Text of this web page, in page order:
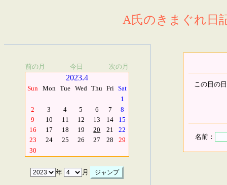
A氏のきまぐれ日
前の月 今日 次の月
2023.4
Sun Mon Tue Wed Thu Fri Sat
1
2
3 4 5 6 7
8
9
10 11 12 13 14
15
16
17 18 19 20 21
22
23
24 25 26 27 28
29
30
年 月
この日の
名前：